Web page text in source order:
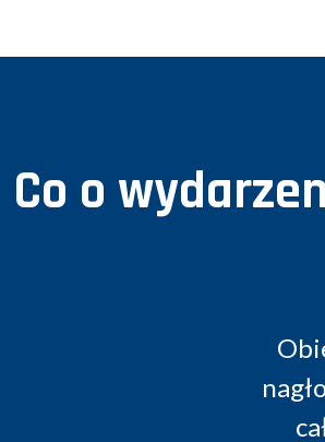
Co o
konferencja
aspekty
to wartościowe